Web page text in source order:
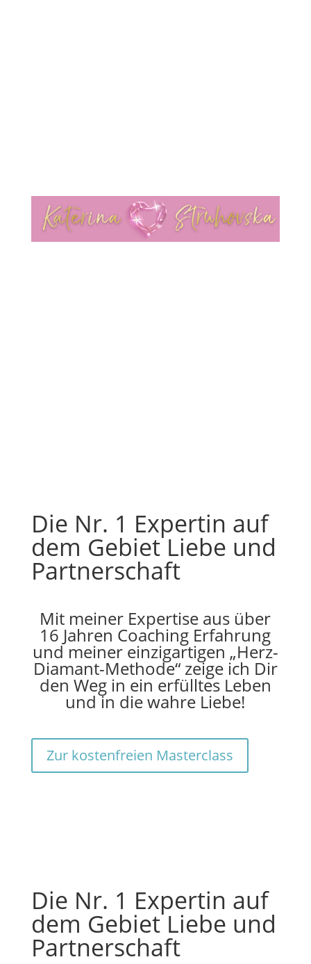
Die Nr. 1 Expertin auf
dem Gebiet Liebe und
Partnerschaft
Mit meiner Expertise aus über
16 Jahren Coaching Erfahrung
und meiner einzigartigen „Herz-
Diamant-Methode“ zeige ich Dir
den Weg in ein erfülltes Leben
und in die wahre Liebe!
Zur kostenfreien Masterclass
Die Nr. 1 Expertin auf
dem Gebiet Liebe und
Partnerschaft